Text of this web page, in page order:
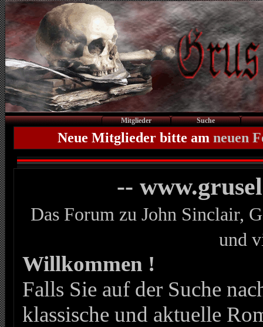
Mitglieder Suche
Neue Mitglieder bitte am neuen
--
Das Forum zu John Sinclair,
und
Willkommen !
Falls Sie auf der Suche
klassische und aktuelle